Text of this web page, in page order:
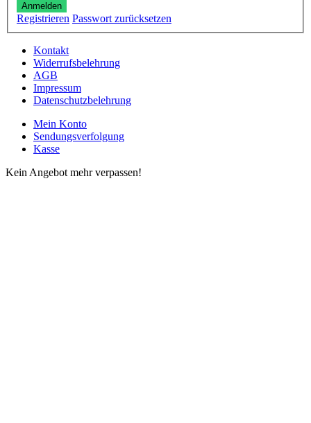
Anmelden
Registrieren Passwort zurücksetzen
Kontakt
Widerrufsbelehrung
AGB
Impressum
Datenschutzbelehrung
Mein Konto
Sendungsverfolgung
Kasse
Kein Angebot mehr verpassen!